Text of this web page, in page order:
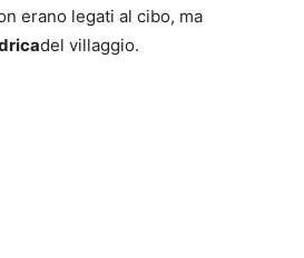
erano legati al cibo, ma
del villaggio.